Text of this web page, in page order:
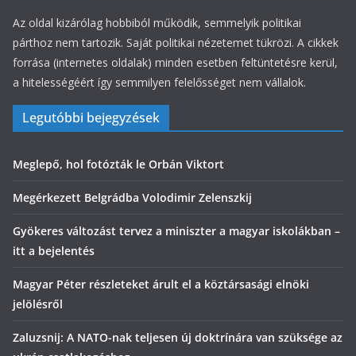
Az oldal kizárólag hobbiból működik, semmelyik politikai
párthoz nem tartozik. Saját politikai nézetemet tükrözi. A cikkek
forrása (internetes oldalak) minden esetben feltüntetésre kerül,
a hitelességéért így semmilyen felelősséget nem vállalok.
Legutóbbi bejegyzések
Meglepő, hol fotózták le Orbán Viktort
Megérkezett Belgrádba Volodimir Zelenszkij
Gyökeres változást tervez a miniszter a magyar iskolákban –
itt a bejelentés
Magyar Péter részleteket árult el a köztársasági elnöki
jelölésről
Zaluzsnij: A NATO-nak teljesen új doktrínára van szüksége az